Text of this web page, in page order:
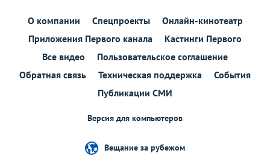
О компании Спецпроекты
Онлайн-кинотеатр
Приложения Первого канала
Кастинги Первого
Все видео
Пользовательское соглашение
Обратная связь
Техническая поддержка
События
Публикации СМИ
Версия для компьютеров
Вещание за рубежом